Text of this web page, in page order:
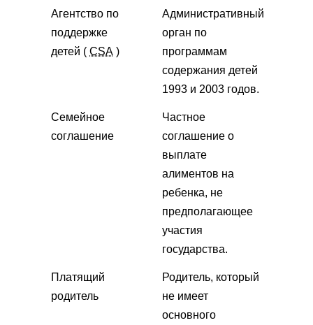
Агентство по
поддержке
детей ( CSA )
Административный
орган по
программам
содержания детей
1993 и 2003 годов.
Семейное
соглашение
Частное
соглашение о
выплате
алиментов на
ребенка, не
предполагающее
участия
государства.
Платящий
родитель
Родитель, который
не имеет
основного